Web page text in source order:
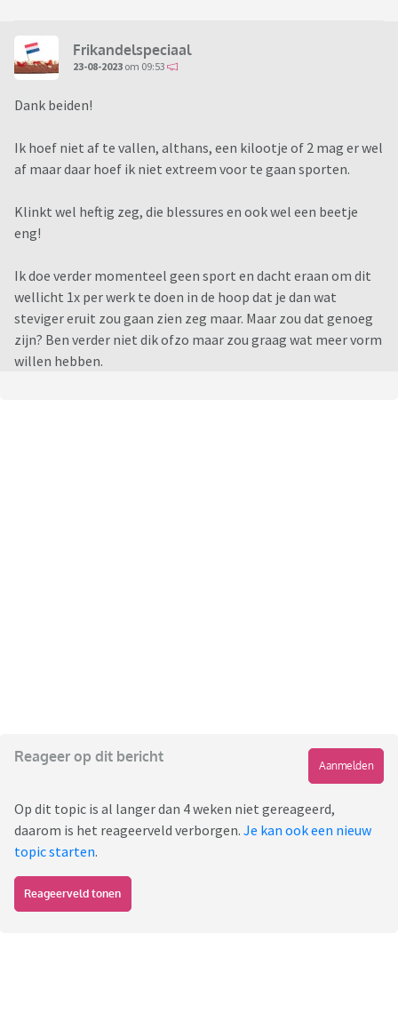
Frikandelspeciaal
23-08-2023 om 09:53
Dank beiden!
Ik hoef niet af te vallen, althans, een kilootje of 2 mag er wel
af maar daar hoef ik niet extreem voor te gaan sporten.
Klinkt wel heftig zeg, die blessures en ook wel een beetje
eng!
Ik doe verder momenteel geen sport en dacht eraan om dit
wellicht 1x per werk te doen in de hoop dat je dan wat
steviger eruit zou gaan zien zeg maar. Maar zou dat genoeg
zijn? Ben verder niet dik ofzo maar zou graag wat meer vorm
willen hebben.
Reageer op dit bericht
Aanmelden
Op dit topic is al langer dan 4 weken niet gereageerd,
daarom is het reageerveld verborgen. Je kan ook een nieuw
topic starten.
Reageerveld tonen